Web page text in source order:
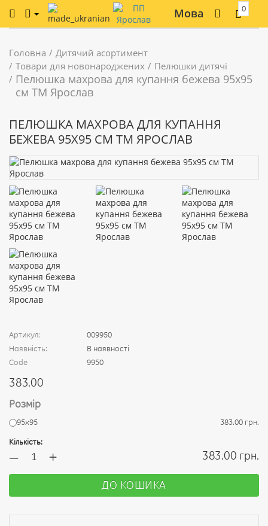
Мова 0
Головна
Дитячий асортимент
Товари для новонароджених
Пелюшки дитячі
Пелюшка махрова для купання бежева 95х95
см ТМ Ярослав
ПЕЛЮШКА МАХРОВА ДЛЯ КУПАННЯ
БЕЖЕВА 95Х95 СМ ТМ ЯРОСЛАВ
Артикул:
009950
Наявність:
В наявності
Code
9950
383.00
Розмір
95х95 383.00 грн.
Кількість:
— + 383.00 грн.
ДО КОШИКА